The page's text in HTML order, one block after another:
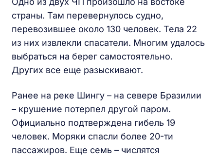
страны. Там перевернулось судно,
перевозившее около 130 человек. Тела 22
из них извлекли спасатели. Многим удалось
выбраться на берег самостоятельно.
Других все еще разыскивают.
Ранее на реке Шингу – на севере Бразилии
– крушение потерпел другой паром.
Официально подтверждена гибель 19
человек. Моряки спасли более 20-ти
пассажиров. Еще семь – числятся